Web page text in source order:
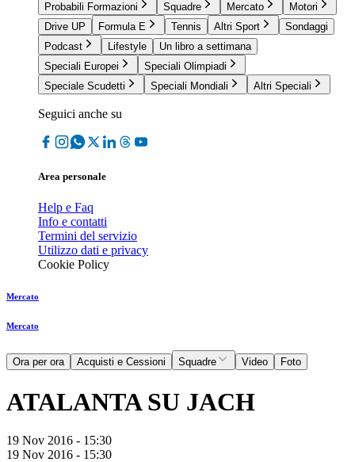
Probabili Formazioni
Squadre Mercato
Motori
Drive UP
Formula E Tennis Altri Sport
Sondaggi
Podcast
Lifestyle
Un libro a settimana
Speciali Europei
Speciali Olimpiadi
Speciale Scudetti
Speciali Mondiali Altri Speciali
Seguici anche su
Area personale
Help e Faq
Info e contatti
Termini del servizio
Utilizzo dati e privacy
Cookie Policy
Mercato
Mercato
Ora per ora Acquisti e Cessioni Squadre Video Foto
ATALANTA SU JACH
19 Nov 2016 - 15:30
19 Nov 2016 - 15:30